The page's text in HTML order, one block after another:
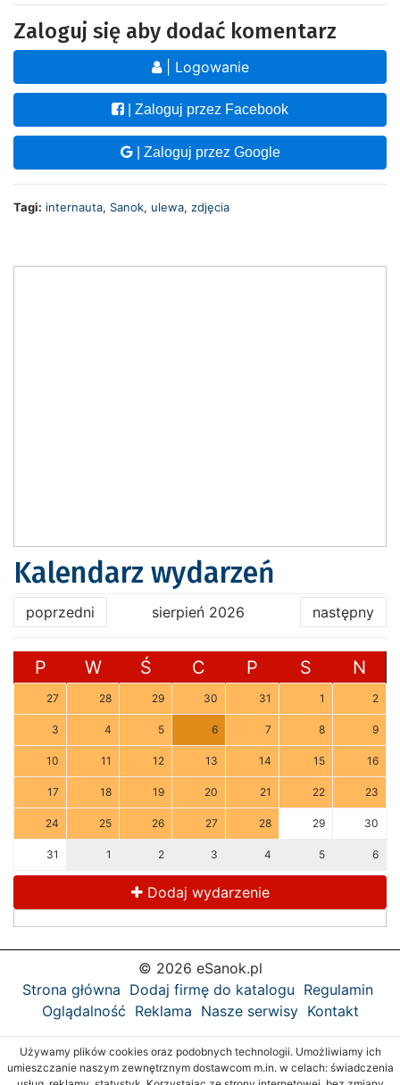
Zaloguj się aby dodać komentarz
| Logowanie
| Zaloguj przez Facebook
| Zaloguj przez Google
Tagi: internauta, Sanok, ulewa, zdjęcia
Kalendarz wydarzeń
poprzedni sierpień 2026 następny
P W Ś C P S N
27 28 29 30 31 1 2
3 4 5 6 7 8 9
10 11 12 13 14 15 16
17 18 19 20 21 22 23
24 25 26 27 28 29 30
31 1 2 3 4 5 6
Dodaj wydarzenie
© 2026 eSanok.pl
Strona główna Dodaj firmę do katalogu Regulamin
Oglądalność Reklama Nasze serwisy Kontakt
Używamy plików cookies oraz podobnych technologii. Umożliwiamy ich
umieszczanie naszym zewnętrznym dostawcom m.in. w celach: świadczenia